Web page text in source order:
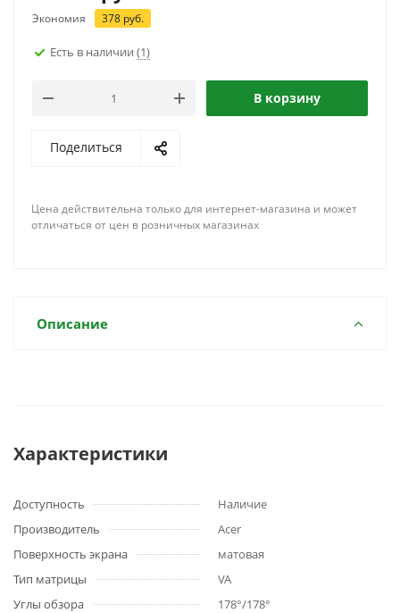
Экономия 378 руб.
Есть в наличии (1)
В корзину
Поделиться
Цена действительна только для интернет-магазина и может
отличаться от цен в розничных магазинах
Описание
Характеристики
Доступность
Наличие
Производитель
Acer
Поверхность экрана
матовая
Тип матрицы
VA
Углы обзора
178°/178°